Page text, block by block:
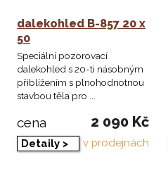
dalekohled B-857 20 x
50
Speciální pozorovací
dalekohled s 20-ti násobným
přiblížením s plnohodnotnou
stavbou těla pro ...
cena 2 090 Kč
Detaily > v prodejnách